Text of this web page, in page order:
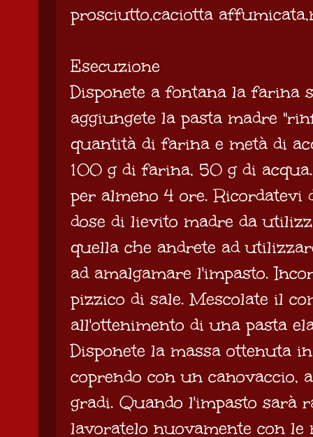
prosciutto,caciotta
Esecuzione
Disponete a fontana la farina
aggiungete la pasta madre
quantità di farina e metà di
100 g di farina, 50 g di
per almeno 4 ore. Ricordatevi
dose di lievito madre da
quella che andrete ad
ad amalgamare l'impasto.
pizzico di sale. Mescolate il
all'ottenimento di una pasta
Disponete la massa ottenuta
coprendo con un
gradi. Quando l'impasto sarà
lavoratelo nuovamente con